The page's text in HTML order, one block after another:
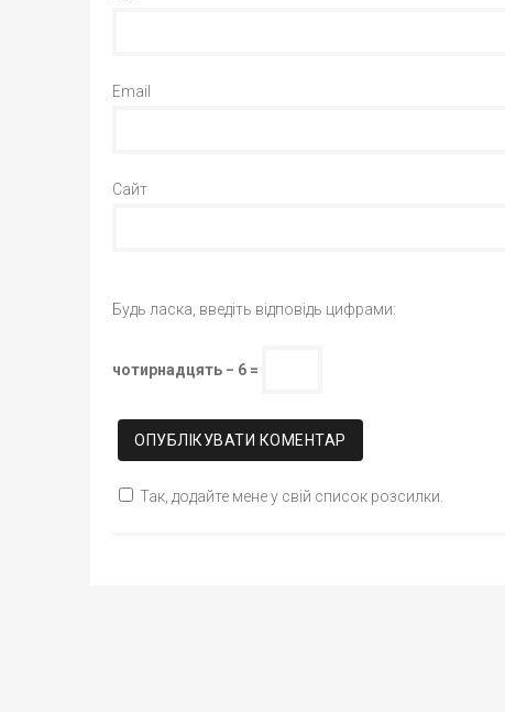
Email
Сайт
Будь ласка, введіть відповідь цифрами:
чотирнадцять − 6 =
Так, додайте мене у свій список розсилки.